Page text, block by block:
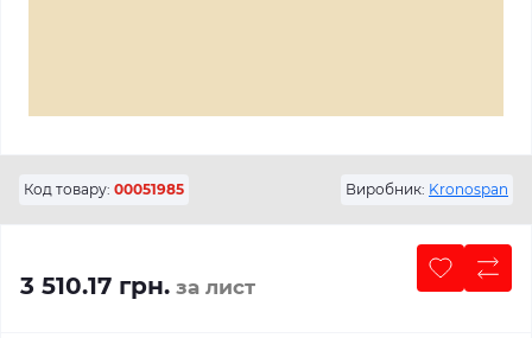
Код товару: 00051985 Виробник: Kronospan
3 510.17 грн. за лист